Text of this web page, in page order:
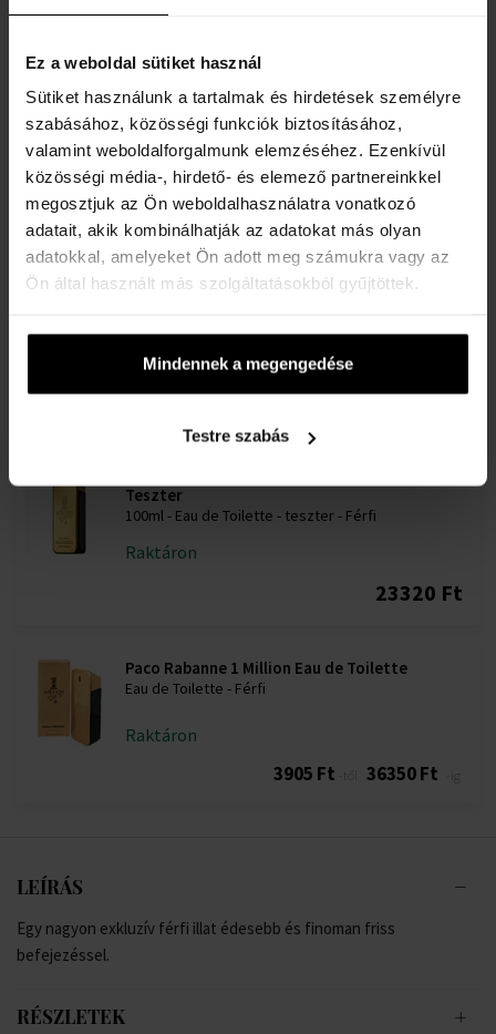
Ez a weboldal sütiket használ
Sütiket használunk a tartalmak és hirdetések személyre
szabásához, közösségi funkciók biztosításához,
valamint weboldalforgalmunk elemzéséhez. Ezenkívül
közösségi média-, hirdető- és elemező partnereinkkel
megosztjuk az Ön weboldalhasználatra vonatkozó
adatait, akik kombinálhatják az adatokat más olyan
adatokkal, amelyeket Ön adott meg számukra vagy az
Ön által használt más szolgáltatásokból gyűjtöttek.
Mindennek a megengedése
Testre szabás
Ajándékszettek - Férfi
Paco Rabanne 1 Million After shave
100ml -tól 100ml-ig - Borotválkozás utáni - Férfi
Raktáron
18805 Ft -től21630 Ft
Paco Rabanne 1 Million Ajándékszett
Raktáron
Teszter
100ml - Eau de Toilette - teszter - Férfi
Raktáron
23320 Ft
Paco Rabanne 1 Million Eau de Toilette
Eau de Toilette - Férfi
Raktáron
3905 Ft 36350 Ft
LEÍRÁS
Egy nagyon exkluzív férfi illat édesebb és finoman friss
befejezéssel.
RÉSZLETEK